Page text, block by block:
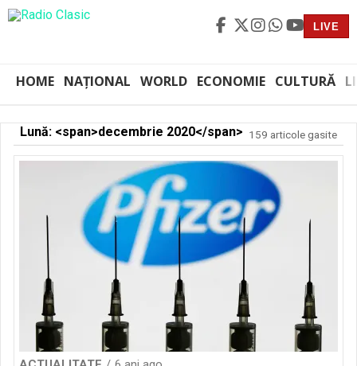
LIVE
HOME NAȚIONAL WORLD ECONOMIE CULTURĂ
Lună: <span>decembrie 2020</span> 159 articole gasite